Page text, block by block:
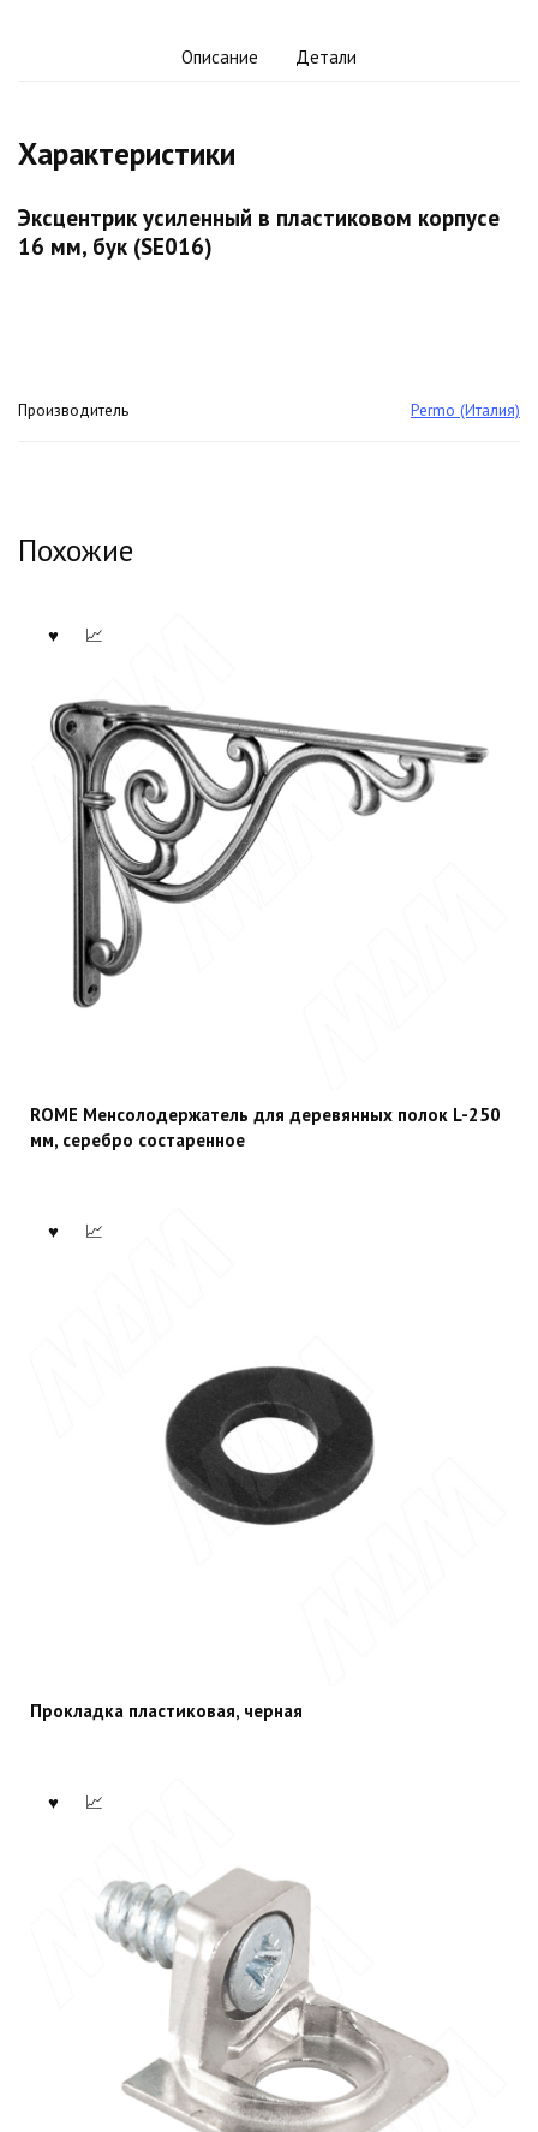
Описание Детали
Характеристики
Эксцентрик усиленный в пластиковом корпусе
16 мм, бук (SE016)
Производитель Permo (Италия)
Похожие
ROME Менсолодержатель для деревянных полок L-250
мм, серебро состаренное
Прокладка пластиковая, черная